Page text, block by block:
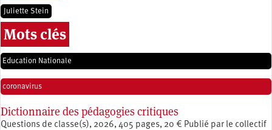
Juliette Stein
Mots clés
Education Nationale
coronavirus
Dictionnaire des pédagogies critiques
Questions de classe(s), 2026, 405 pages, 20 € Publié par le collectif